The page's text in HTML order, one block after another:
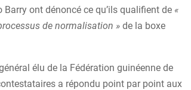
ont dénoncé ce qu’ils qualifient de «
de normalisation » de la boxe
élu de la Fédération guinéenne de
a répondu point par point aux